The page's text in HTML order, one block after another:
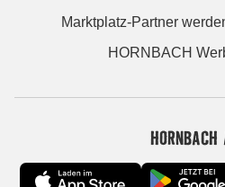
Marktplatz-Partner
HORNBACH